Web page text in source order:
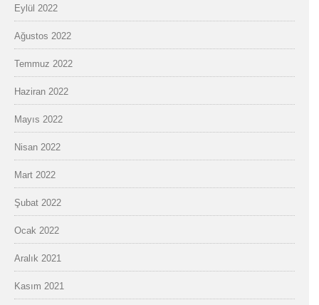
Eylül 2022
Ağustos 2022
Temmuz 2022
Haziran 2022
Mayıs 2022
Nisan 2022
Mart 2022
Şubat 2022
Ocak 2022
Aralık 2021
Kasım 2021